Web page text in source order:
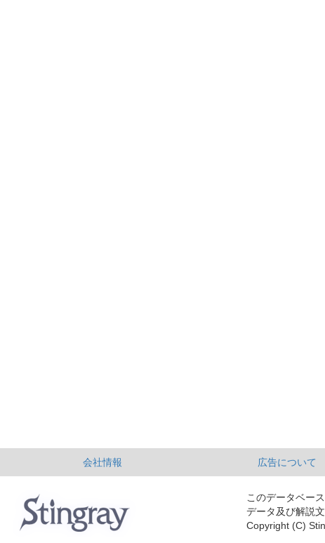
会社情報 広告について
このデータベー
データ及び解説
Copyright (C)